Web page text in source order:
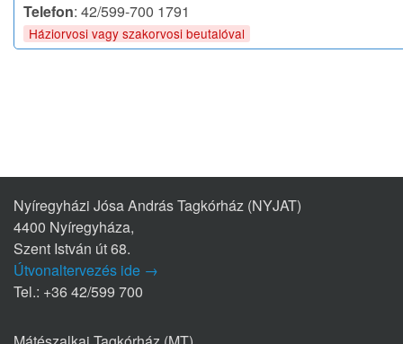
Telefon: 42/599-700 1791
Háziorvosi vagy szakorvosi beutalóval
Nyíregyházi Jósa András Tagkórház (NYJAT)
4400 Nyíregyháza,
Szent István út 68.
Útvonaltervezés ide →
Tel.: +36 42/599 700